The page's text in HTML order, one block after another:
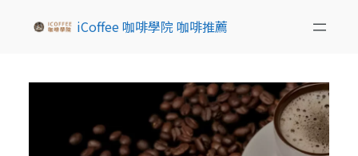
iCoffee 咖啡學院 咖啡推薦